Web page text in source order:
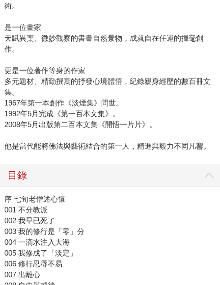
術。
是一位畫家
天賦異稟、微妙觀察的書畫自然景物，成就自在任運的揮毫創
作。
更是一位著作等身的作家
多元題材、精勤撰寫的抒發心境體悟，紀錄親身經歷的數百冊文
集。
1967年第一本創作《淡煙集》問世。
1992年5月完成《第一百本文集》。
2008年5月出版第二百本文集《開悟一片片》。
他是當代能將佛法與藝術結合的第一人，精進與毅力不同凡響。
目錄
序 七旬老僧述心懷
001 不分教派
002 我早已死了
003 我的修行是「零」分
004 一滴水注入大海
005 我修成了「淡定」
006 修行忍辱不易
007 出離心